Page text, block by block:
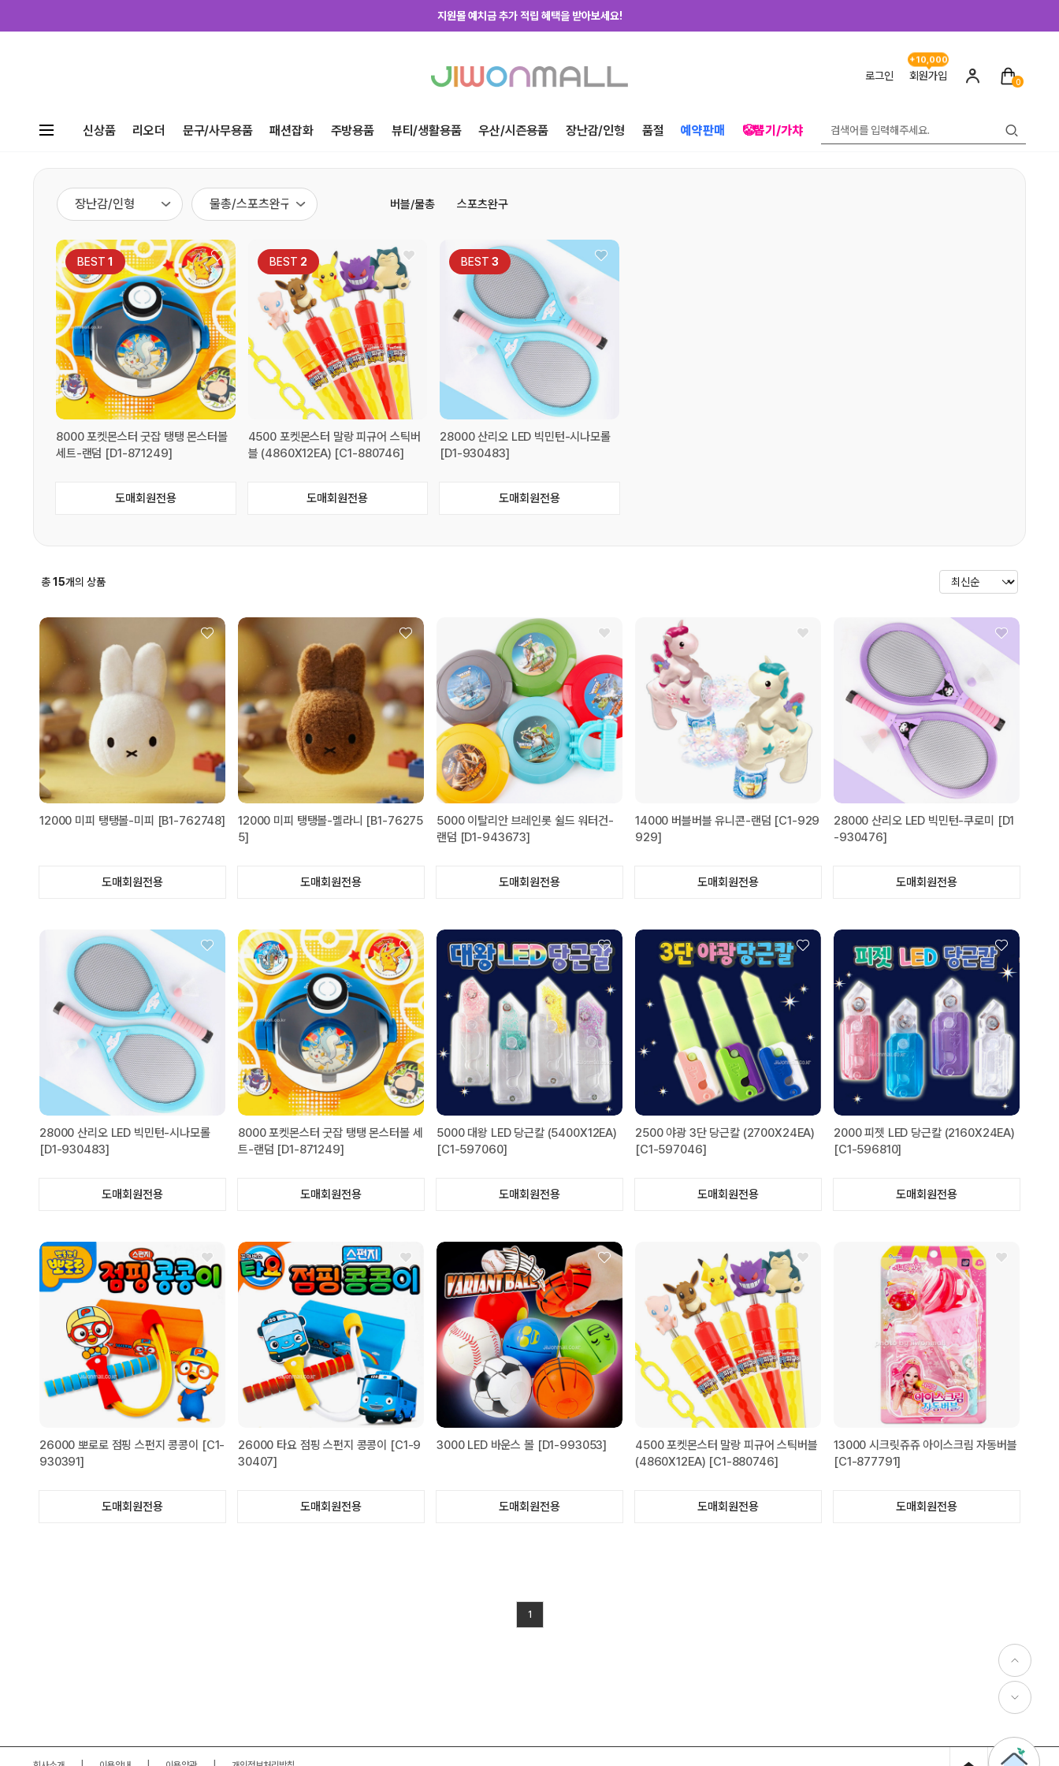
지원몰 예치금 추가 적립 혜택을 받아보세요!
하루에 한번! 출석체크 룰렛 돌리고 포인트 받자! 로그인 회원가입
+10,000
0
신상품 리오더 문구/사무용품 패션잡화 주방용품 뷰티/생활용품 우산/시즌용품 장난감/인형 품절 예약판매 🤡뽑기/가챠
버블/물총 스포츠완구
BEST 1
8000 포켓몬스터 굿잡 탱탱 몬스터볼
세트-랜덤 [D1-871249]
도매회원전용
BEST 2
4500 포켓몬스터 말랑 피규어 스틱버
블 (4860X12EA) [C1-880746]
도매회원전용
BEST 3
28000 산리오 LED 빅민턴-시나모롤
[D1-930483]
도매회원전용
총15개의 상품
12000 미피 탱탱볼-미피 [B1-762748]
도매회원전용
12000 미피 탱탱볼-멜라니 [B1-76275
5]
도매회원전용
5000 이탈리안 브레인롯 쉴드 워터건-
랜덤 [D1-943673]
도매회원전용
14000 버블버블 유니콘-랜덤 [C1-929
929]
도매회원전용
28000 산리오 LED 빅민턴-쿠로미 [D1
-930476]
도매회원전용
28000 산리오 LED 빅민턴-시나모롤
[D1-930483]
도매회원전용
8000 포켓몬스터 굿잡 탱탱 몬스터볼 세
트-랜덤 [D1-871249]
도매회원전용
5000 대왕 LED 당근칼 (5400X12EA)
[C1-597060]
도매회원전용
2500 야광 3단 당근칼 (2700X24EA)
[C1-597046]
도매회원전용
2000 피젯 LED 당근칼 (2160X24EA)
[C1-596810]
도매회원전용
26000 뽀로로 점핑 스펀지 콩콩이 [C1-
930391]
도매회원전용
26000 타요 점핑 스펀지 콩콩이 [C1-9
30407]
도매회원전용
3000 LED 바운스 볼 [D1-993053]
도매회원전용
4500 포켓몬스터 말랑 피규어 스틱버블
(4860X12EA) [C1-880746]
도매회원전용
13000 시크릿쥬쥬 아이스크림 자동버블
[C1-877791]
도매회원전용
1